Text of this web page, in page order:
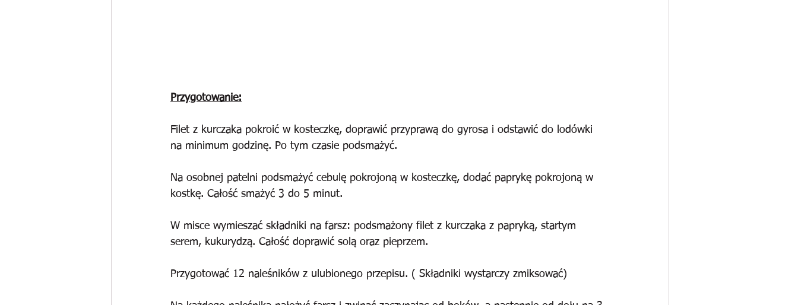
Przygotowanie:
Filet z kurczaka pokroić w kosteczkę, doprawić przyprawą do gyrosa i odstawić do lodówki
na minimum godzinę. Po tym czasie podsmażyć.
Na osobnej patelni podsmażyć cebulę pokrojoną w kosteczkę, dodać paprykę pokrojoną w
kostkę. Całość smażyć 3 do 5 minut.
W misce wymieszać składniki na farsz: podsmażony filet z kurczaka z papryką, startym
serem, kukurydzą. Całość doprawić solą oraz pieprzem.
Przygotować 12 naleśników z ulubionego przepisu. ( Składniki wystarczy zmiksować)